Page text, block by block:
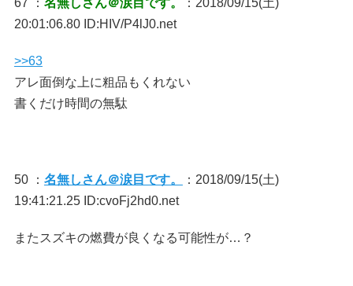
67 ： 名無しさん＠涙目です。
：2018/09/15(土)
20:01:06.80 ID:HIV/P4lJ0.net
>>63
アレ面倒な上に粗品もくれない
書くだけ時間の無駄
50 ： 名無しさん＠涙目です。
：2018/09/15(土)
19:41:21.25 ID:cvoFj2hd0.net
またスズキの燃費が良くなる可能性が…？